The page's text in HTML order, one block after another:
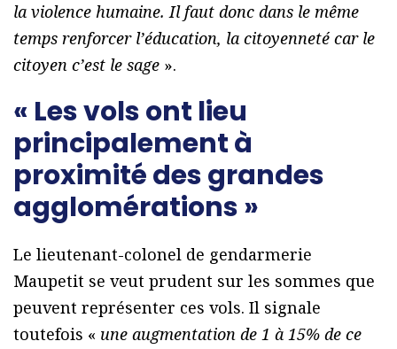
la violence humaine. Il faut donc dans le même
temps renforcer l’éducation, la citoyenneté car le
citoyen c’est le sage ».
« Les vols ont lieu
principalement à
proximité des grandes
agglomérations »
Le lieutenant-colonel de gendarmerie
Maupetit se veut prudent sur les sommes que
peuvent représenter ces vols. Il signale
toutefois « une augmentation de 1 à 15% de ce